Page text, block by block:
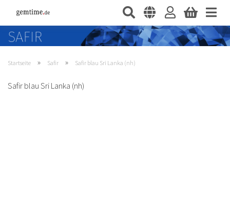
Startseite » Safir » Safir blau Sri Lanka (nh)
Safir blau Sri Lanka (nh)